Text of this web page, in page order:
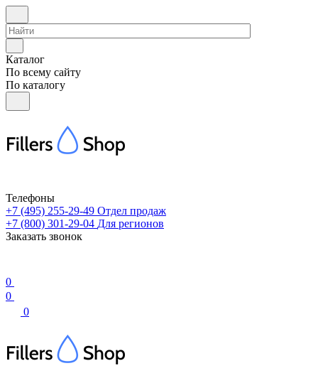
Каталог
По всему сайту
По каталогу
Телефоны
+7 (495) 255-29-49 Отдел продаж
+7 (800) 301-29-04 Для регионов
Заказать звонок
0
0
0